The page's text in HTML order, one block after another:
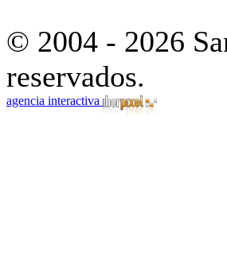
© 2004 - 2026
reservados.
agencia interactiva